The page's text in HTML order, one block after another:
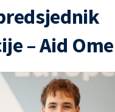
– Aid